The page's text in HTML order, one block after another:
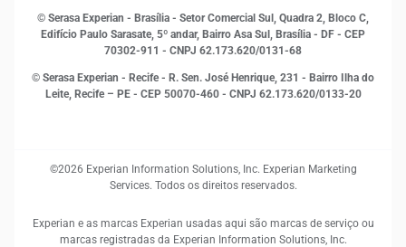
Sustentabilidade Corporativa
© Serasa Experian - Brasília - Setor Comercial Sul, Quadra 2, Bloco C,
Edifício Paulo Sarasate, 5º andar, Bairro Asa Sul, Brasília - DF - CEP
70302-911 - CNPJ 62.173.620/0131-68
© Serasa Experian - Recife - R. Sen. José Henrique, 231 - Bairro Ilha do
Leite, Recife – PE - CEP 50070-460 - CNPJ 62.173.620/0133-20
©2026 Experian Information Solutions, Inc. Experian Marketing
Services. Todos os direitos reservados.
Experian e as marcas Experian usadas aqui são marcas de serviço ou
marcas registradas da Experian Information Solutions, Inc.